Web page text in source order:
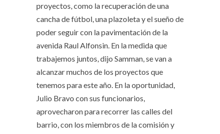
proyectos, como la recuperación de una
cancha de fútbol, una plazoleta y el sueño de
poder seguir con la pavimentación de la
avenida Raul Alfonsin. En la medida que
trabajemos juntos, dijo Samman, se van a
alcanzar muchos de los proyectos que
tenemos para este año. En la oportunidad,
Julio Bravo con sus funcionarios,
aprovecharon para recorrer las calles del
barrio, con los miembros de la comisión y